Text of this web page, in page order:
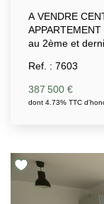
A VENDRE
APPARTEMENT DE CHARME
au 2ème et
m² qui se
avec une
de deux chambres dont une
Ref. : 7603
387 500 €
dont 4.73% TTC